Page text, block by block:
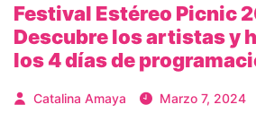
Festival Estéreo Picnic
Descubre los artistas y
los 4 días de
Catalina Amaya Marzo 7, 2024